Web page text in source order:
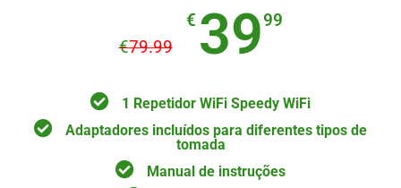
€79.99
€ 3999
1 Repetidor WiFi Speedy WiFi
Adaptadores incluídos para diferentes tipos de
tomada
Manual de instruções